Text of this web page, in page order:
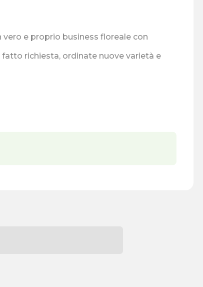
e proprio business floreale con
richiesta, ordinate nuove varietà e